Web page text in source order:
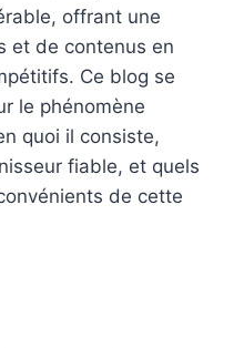
offrant une
et de contenus en
Ce blog se
le phénomène
quoi il consiste,
fiable, et quels
de cette